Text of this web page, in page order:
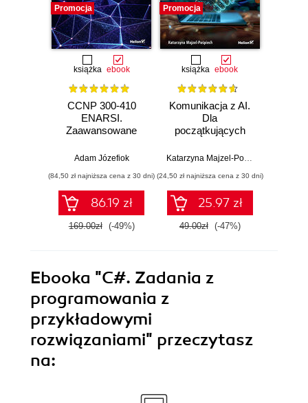
Promocja
książka ebook
CCNP 300-410
ENARSI.
Zaawansowane
sieciami
bezpieczeństwo
sieci
Adam Józefiok
(84,50 zł najniższa cena z 30 dni)
86.19 zł
169.00zł (-49%)
Promocja
książka ebook
Komunikacja z AI.
Dla
początkujących
Katarzyna Majzel-Pośpiech
(24,50 zł najniższa cena z 30 dni)
25.97 zł
49.00zł (-47%)
Ebooka "C#. Zadania z
programowania z
przykładowymi
rozwiązaniami" przeczytasz
na: